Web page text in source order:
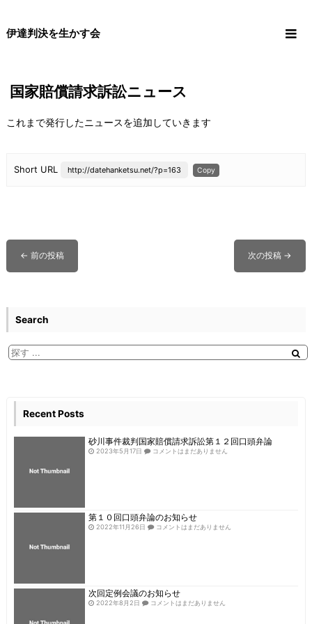
コ
ン
キ
伊達判決を生かす会
国家賠償請求訴訟ニュース
これまで発行したニュースを追加していきます
Short URL http://datehanketsu.net/?p=163 Copy
← 前の投稿 次の投稿 →
Search
Recent Posts
砂川事件裁判国家賠償請求訴訟第１２回口頭弁論
2023年5月17日 コメントはまだありません
第１０回口頭弁論のお知らせ
2022年11月26日 コメントはまだありません
次回定例会議のお知らせ
2022年8月2日 コメントはまだありません